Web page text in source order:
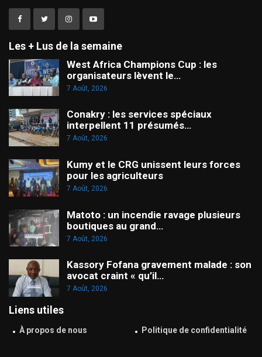
Les + Lus de la semaine
West Africa Champions Cup : les
organisateurs lèvent le…
7 Août, 2026
Conakry : les services spéciaux
interpellent 11 présumés…
7 Août, 2026
Kumy et le CRG unissent leurs forces
pour les agriculteurs
7 Août, 2026
Matoto : un incendie ravage plusieurs
boutiques au grand…
7 Août, 2026
Kassory Fofana gravement malade : son
avocat craint « qu’il…
7 Août, 2026
Liens utiles
À propos de nous Politique de confidentialité